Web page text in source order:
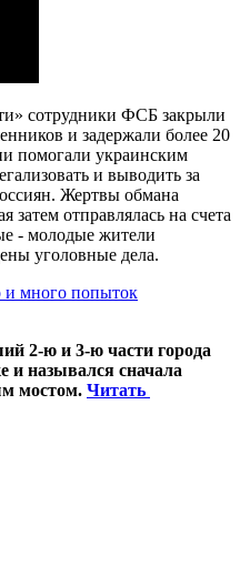
сотрудники ФСБ закрыли
и задержали более 20
помогали украинским
и выводить за
Жертвы обмана
затем отправлялась на счета
- молодые жители
уголовные дела.
и много попыток
2-ю и 3-ю части города
и назывался сначала
мостом. Читать